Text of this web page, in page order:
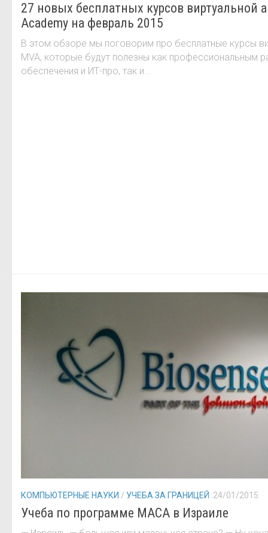
27 новых бесплатных курсов виртуальной
Academy на февраль 2015
В этом обзоре мы поговорим про бесплатные курсы
MVA, которые будут полезны как профессиональным
обеспечения и ИТ-про, так и...
КОМПЬЮТЕРНЫЕ НАУКИ / УЧЕБА ЗА ГРАНИЦЕЙ 24/01/2015
Учеба по программе МАСА в Израиле